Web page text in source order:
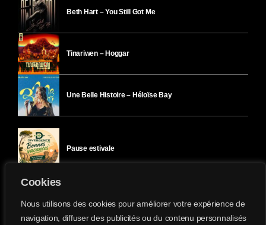
Cookies
Nous utilisons des cookies pour améliorer votre expérience de
navigation, diffuser des publicités ou du contenu personnalisés
Beth Hart – You Still Got Me
Tinariwen – Hoggar
Une Belle Histoire – Héloïse Bay
Pause estivale